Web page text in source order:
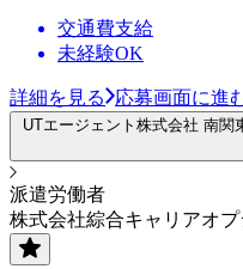
交通費支給
未経験OK
詳細を見る 応募画面に進
UTエージェント株式会社 南関
派遣労働者
株式会社綜合キャリアオ